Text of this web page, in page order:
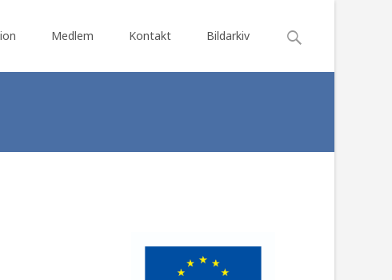
Medlem Kontakt Bildarkiv
Search